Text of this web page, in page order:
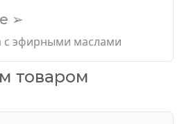
➢
с эфирными маслами
товаром